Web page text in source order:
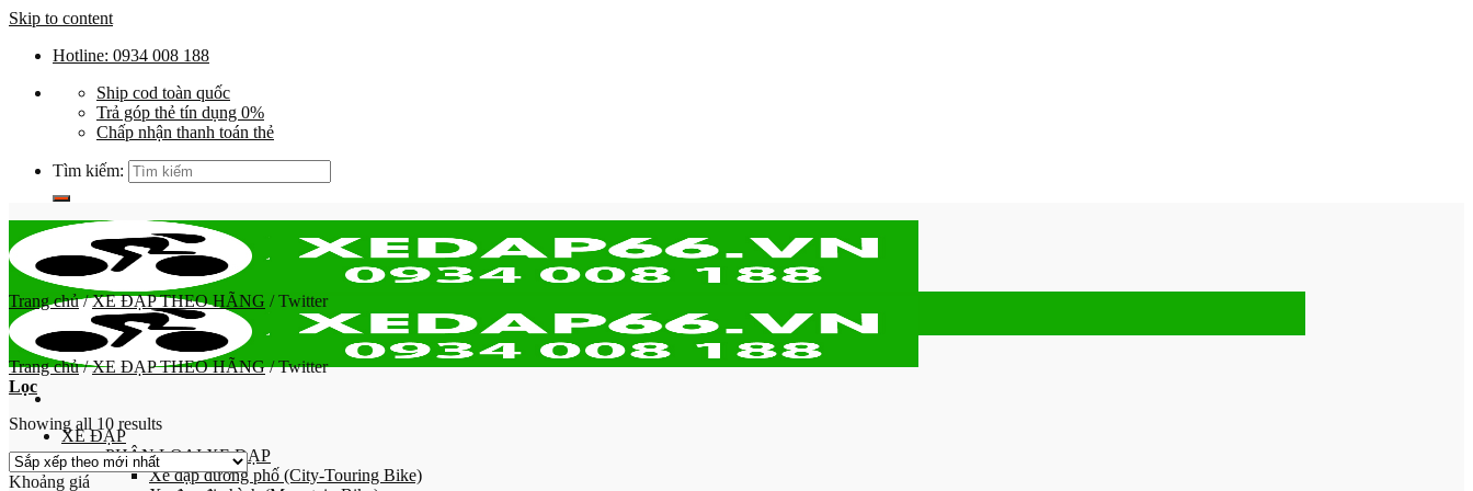
Skip to content
Hotline: 0934 008 188
Ship cod toàn quốc
Trả góp thẻ tín dụng 0%
Chấp nhận thanh toán thẻ
Tìm kiếm:
XE ĐẠP
PHÂN LOẠI XE ĐẠP
Xe đạp đường phố (City-Touring Bike)
Trang chủ / XE ĐẠP THEO HÃNG /Twitter
Trang chủ / XE ĐẠP THEO HÃNG /Twitter
Lọc
Showing all 10 results
Khoảng giá